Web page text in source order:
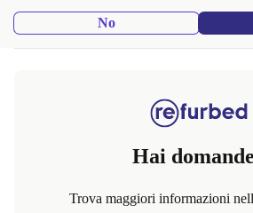
No
Hai
Trova maggiori informazioni